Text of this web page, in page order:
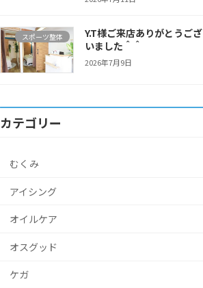
スポーツ整体
Y.T様ご来店ありがとうござ
いました＾＾
2026年7月9日
カテゴリー
むくみ
アイシング
オイルケア
オスグッド
ケガ